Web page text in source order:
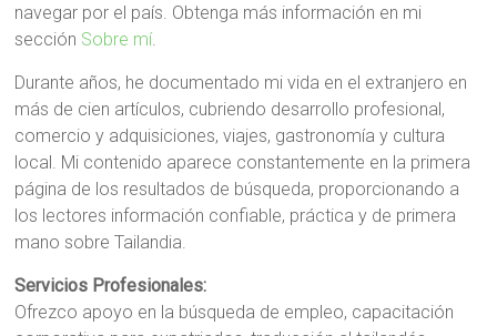
navegar por el país. Obtenga más información en mi
sección Sobre mí.
Durante años, he documentado mi vida en el extranjero en
más de cien artículos, cubriendo desarrollo profesional,
comercio y adquisiciones, viajes, gastronomía y cultura
local. Mi contenido aparece constantemente en la primera
página de los resultados de búsqueda, proporcionando a
los lectores información confiable, práctica y de primera
mano sobre Tailandia.
Servicios Profesionales:
Ofrezco apoyo en la búsqueda de empleo, capacitación